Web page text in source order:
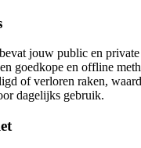
jouw public en
goedkope en offline
of verloren raken,
dagelijks gebruik.